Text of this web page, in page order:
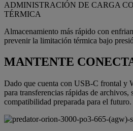
ADMINISTRACIÓN DE CARGA
TÉRMICA
Almacenamiento más rápido con
prevenir la limitación térmica bajo
MANTENTE
Dado que cuenta con USB-C frontal y
para transferencias rápidas de archivos,
compatibilidad preparada para el futuro.